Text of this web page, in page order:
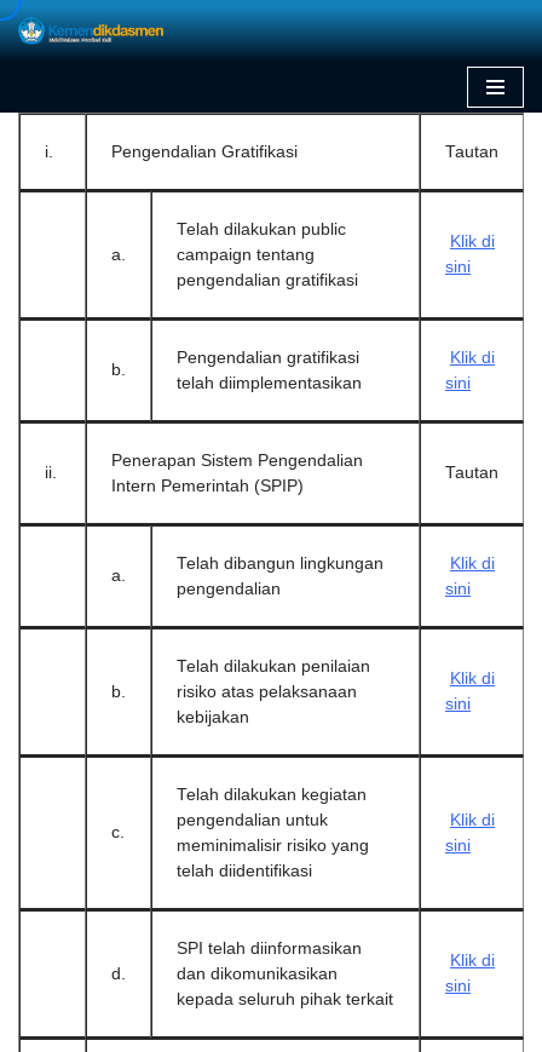
i. Pengendalian Gratifikasi Tautan
a.
Telah dilakukan public
campaign tentang
pengendalian gratifikasi
Klik di
sini
b.
Pengendalian gratifikasi
telah diimplementasikan
Klik di
sini
ii.
Penerapan Sistem Pengendalian
Intern Pemerintah (SPIP)
Tautan
a.
Telah dibangun lingkungan
pengendalian
Klik di
sini
b.
Telah dilakukan penilaian
risiko atas pelaksanaan
kebijakan
Klik di
sini
c.
Telah dilakukan kegiatan
pengendalian untuk
meminimalisir risiko yang
telah diidentifikasi
Klik di
sini
d.
SPI telah diinformasikan
dan dikomunikasikan
kepada seluruh pihak terkait
Klik di
sini